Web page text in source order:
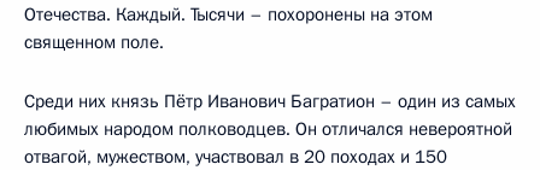
Отечества. Каждый. Тысячи – похоронены на этом
священном поле.
Среди них князь Пётр Иванович Багратион – один из самых
любимых народом полководцев. Он отличался невероятной
отвагой, мужеством, участвовал в 20 походах и 150